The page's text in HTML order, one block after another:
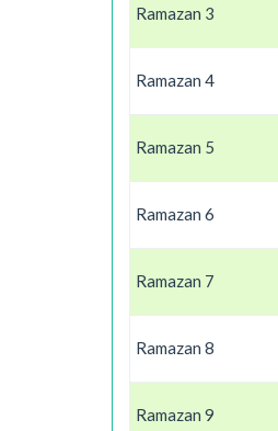
Ramazan 3
Ramazan 4
Ramazan 5
Ramazan 6
Ramazan 7
Ramazan 8
Ramazan 9